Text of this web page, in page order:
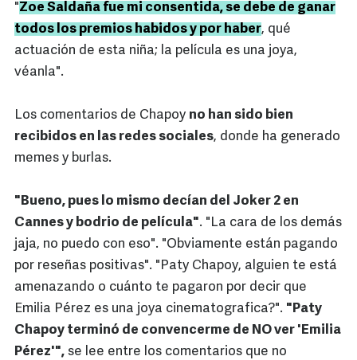
"Zoe Saldaña fue mi consentida, se debe de ganar
todos los premios habidos y por haber, qué
actuación de esta niña; la película es una joya,
véanla".
Los comentarios de Chapoy no han sido bien
recibidos en las redes sociales, donde ha generado
memes y burlas.
"Bueno, pues lo mismo decían del Joker 2 en
Cannes y bodrio de película". "La cara de los demás
jaja, no puedo con eso". "Obviamente están pagando
por reseñas positivas". "Paty Chapoy, alguien te está
amenazando o cuánto te pagaron por decir que
Emilia Pérez es una joya cinematografica?". "Paty
Chapoy terminó de convencerme de NO ver 'Emilia
Pérez'", se lee entre los comentarios que no